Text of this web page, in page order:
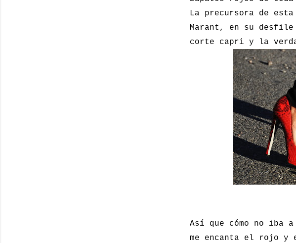
La precursora de
Marant, en su desfile
corte capri y la
Así que cómo no iba
me encanta el rojo y